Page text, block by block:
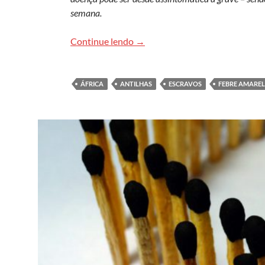
semana.
Continue lendo Os caminhos da febre amarela
→
ÁFRICA ANTILHAS ESCRAVOS FEBRE